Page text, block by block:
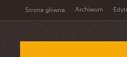
Strona główna Archiwum